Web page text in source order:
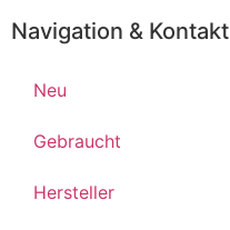
Navigation & Kontakt
Neu
Gebraucht
Hersteller